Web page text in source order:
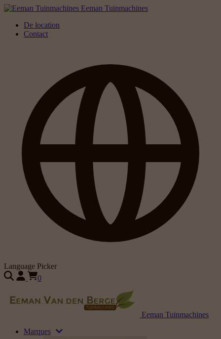
Eeman Tuinmachines
De location
Contact
Language Picker
0
Eeman Tuinmachines
Marques